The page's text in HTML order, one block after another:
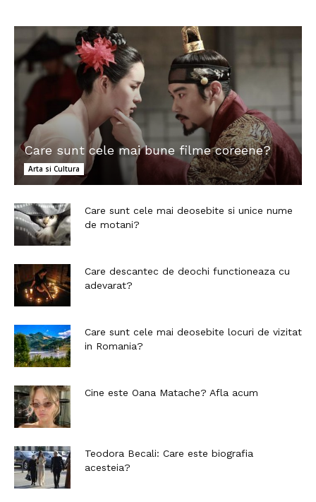
Care sunt cele mai bune filme coreene?
Arta si Cultura
Care sunt cele mai deosebite si unice nume
de motani?
Care descantec de deochi functioneaza cu
adevarat?
Care sunt cele mai deosebite locuri de vizitat
in Romania?
Cine este Oana Matache? Afla acum
Teodora Becali: Care este biografia
acesteia?